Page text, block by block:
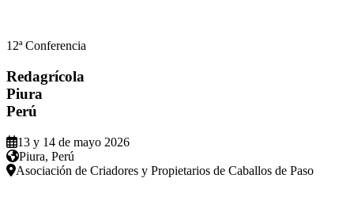
12ª Conferencia
Redagrícola
Piura
Perú
13 y 14 de mayo 2026
Piura, Perú
Asociación de Criadores y Propietarios de Caballos de Paso